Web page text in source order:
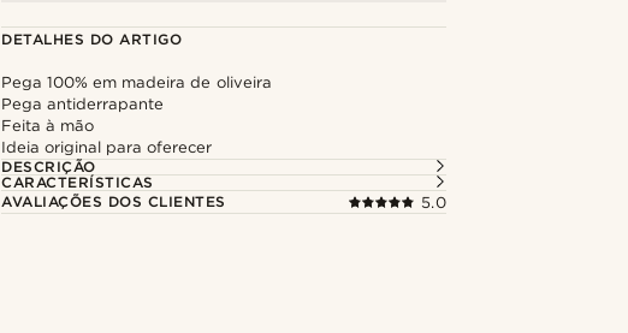
DETALHES DO ARTIGO
Pega 100% em madeira de oliveira
Pega antiderrapante
Feita à mão
Ideia original para oferecer
DESCRIÇÃO
CARACTERÍSTICAS
AVALIAÇÕES DOS CLIENTES
5.0